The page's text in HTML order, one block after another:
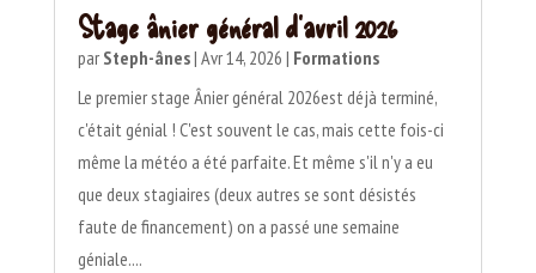
Stage ânier général d’avril 2026
par Steph-ânes| Avr 14, 2026 | Formations
Le premier stage Ânier général 2026est déjà terminé,
c'était génial ! C'est souvent le cas, mais cette fois-ci
même la météo a été parfaite. Et même s'il n'y a eu
que deux stagiaires (deux autres se sont désistés
faute de financement) on a passé une semaine
géniale....